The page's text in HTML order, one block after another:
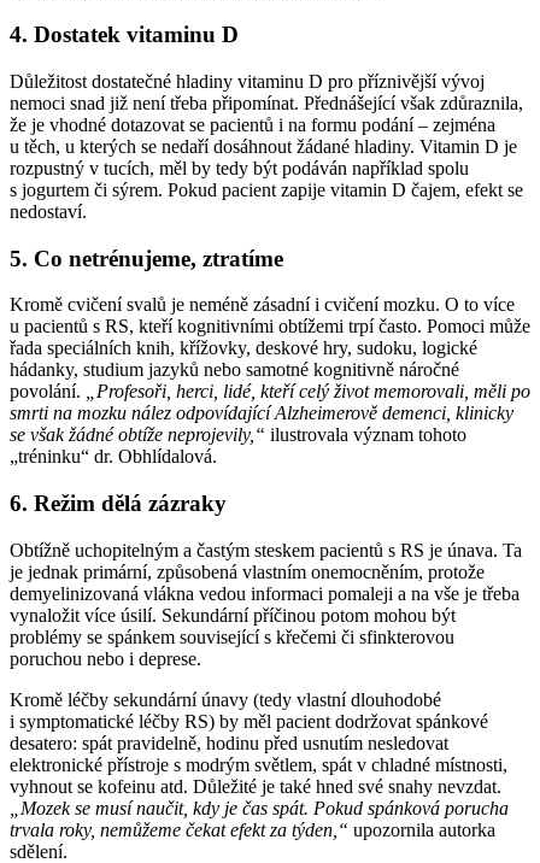
4. Dostatek vitaminu D
Důležitost dostatečné hladiny vitaminu D pro příznivější vývoj
nemoci snad již není třeba připomínat. Přednášející však zdůraznila,
že je vhodné dotazovat se pacientů i na formu podání –⁠ zejména
u těch, u kterých se nedaří dosáhnout žádané hladiny. Vitamin D je
rozpustný v tucích, měl by tedy být podáván například spolu
s jogurtem či sýrem. Pokud pacient zapije vitamin D čajem, efekt se
nedostaví.
5. Co netrénujeme, ztratíme
Kromě cvičení svalů je neméně zásadní i cvičení mozku. O to více
u pacientů s RS, kteří kognitivními obtížemi trpí často. Pomoci může
řada speciálních knih, křížovky, deskové hry, sudoku, logické
hádanky, studium jazyků nebo samotné kognitivně náročné
povolání. „Profesoři, herci, lidé, kteří celý život memorovali, měli po
smrti na mozku nález odpovídající Alzheimerově demenci, klinicky
se však žádné obtíže neprojevily,“ ilustrovala význam tohoto
„tréninku“ dr. Obhlídalová.
6. Režim dělá zázraky
Obtížně uchopitelným a častým steskem pacientů s RS je únava. Ta
je jednak primární, způsobená vlastním onemocněním, protože
demyelinizovaná vlákna vedou informaci pomaleji a na vše je třeba
vynaložit více úsilí. Sekundární příčinou potom mohou být
problémy se spánkem související s křečemi či sfinkterovou
poruchou nebo i deprese.
Kromě léčby sekundární únavy (tedy vlastní dlouhodobé
i symptomatické léčby RS) by měl pacient dodržovat spánkové
desatero: spát pravidelně, hodinu před usnutím nesledovat
elektronické přístroje s modrým světlem, spát v chladné místnosti,
vyhnout se kofeinu atd. Důležité je také hned své snahy nevzdat.
„Mozek se musí naučit, kdy je čas spát. Pokud spánková porucha
trvala roky, nemůžeme čekat efekt za týden,“ upozornila autorka
sdělení.